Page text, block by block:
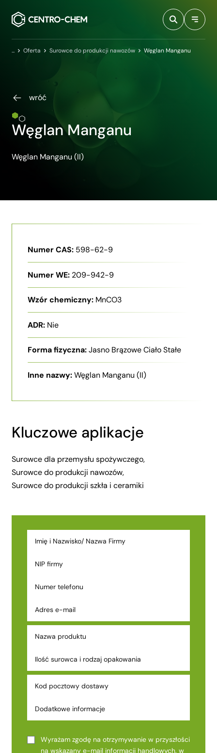
Centro-Chem
Oferta Surowce do produkcji nawozów Węglan Manganu
wróć
Węglan Manganu
Węglan Manganu (II)
Numer CAS: 598-62-9
Numer WE: 209-942-9
Wzór chemiczny: MnCO3
ADR: Nie
Forma fizyczna:Jasno Brązowe Ciało Stałe
Inne nazwy:Węglan Manganu (II)
Kluczowe aplikacje
Surowce dla przemysłu spożywczego,
Surowce do produkcji nawozów,
Surowce do produkcji szkła i ceramiki
Wyrażam zgodę na otrzymywanie w przyszłości
na wskazany e-mail informacji handlowych, w